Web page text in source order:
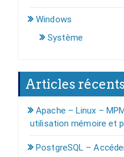
Windows
Système
Articles récents
Apache – Linux –
utilisation mémoire et
PostgreSQL –